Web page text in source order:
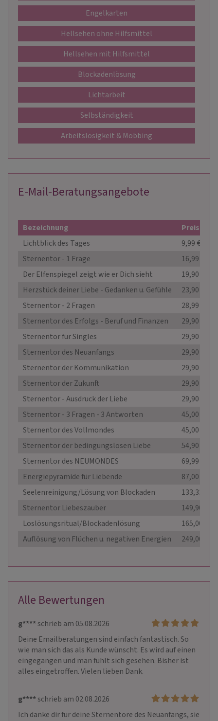
Engelkarten
Hellsehen ohne Hilfsmittel
Hellsehen mit Hilfsmittel
Blockadenlösung
Lichtarbeit
Selbständigkeit
Arbeitslosigkeit & Mobbing
E-Mail-Beratungsangebote
Bezeichnung
Preis
Lichtblick des Tages
9,99 €
Sternentor - 1 Frage
16,99 €
Der Elfenspiegel zeigt wie er Dich sieht
19,90 €
Herzstück deiner Liebe - Gedanken u. Gefühle
23,90 €
Sternentor - 2 Fragen
28,99 €
Sternentor des Erfolgs - Beruf und Finanzen
29,90 €
Sternentor für Singles
29,90 €
Sternentor des Neuanfangs
29,90 €
Sternentor der Kommunikation
29,90 €
Sternentor der Zukunft
29,90 €
Sternentor - Ausdruck der Liebe
29,90 €
Sternentor - 3 Fragen - 3 Antworten
45,00 €
Sternentor des Vollmondes
45,00 €
Sternentor der bedingungslosen Liebe
54,90 €
Sternentor des NEUMONDES
69,99 €
Energiepyramide für Liebende
87,00 €
Seelenreinigung/Lösung von Blockaden
133,33 €
Sternentor Liebeszauber
149,90 €
Loslösungsritual/Blockadenlösung
165,00 €
Auflösung von Flüchen u. negativen Energien
249,00 €
Alle Bewertungen
g****schrieb am 05.08.2026
Deine Emailberatungen sind einfach fantastisch. So
wie man sich das als Kunde wünscht. Es wird auf einen
eingegangen und man fühlt sich gesehen. Bisher ist
alles eingetroffen. Vielen lieben Dank.
g****schrieb am 02.08.2026
Ich danke dir für deine Sternentore des Neuanfangs, sie